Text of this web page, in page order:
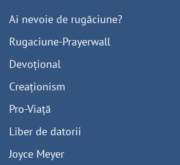
Ai nevoie de rugăciune?
Rugaciune-Prayerwall
Devoțional
Creaționism
Pro-Viață
Liber de datorii
Joyce Meyer